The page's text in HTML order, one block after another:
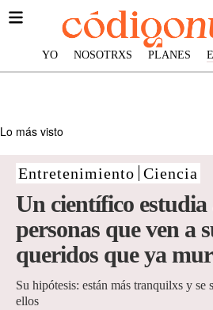
YO NOSOTRXS PLANES
Lo más visto
Entretenimiento Ciencia
Un científico estudia
personas que ven a
queridos que ya
Su hipótesis: están más tranquilxs y se
ellos